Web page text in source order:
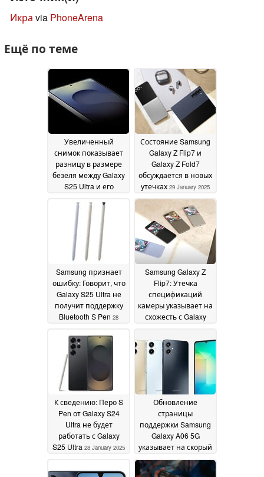
Икра via PhoneArena
Ещё по теме
Увеличенный
снимок показывает
разницу в размере
безеля между Galaxy
S25 Ultra и его
29 January 2025
Состояние Samsung
Galaxy Z Flip7 и
Galaxy Z Fold7
обсуждается в новых
утечках 29 January 2025
Samsung признает
ошибку: Говорит, что
Galaxy S25 Ultra не
получит поддержку
Bluetooth S Pen 28
Samsung Galaxy Z
Flip7: Утечка
спецификаций
камеры указывает на
схожесть с Galaxy
К сведению: Перо S
Pen от Galaxy S24
Ultra не будет
работать с Galaxy
S25 Ultra 28 January 2025
Обновление
страницы
поддержки Samsung
Galaxy A06 5G
указывает на скорый
запуск в Индии28
January 2025